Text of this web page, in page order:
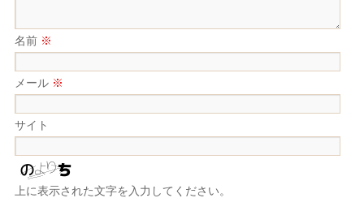
名前 ※
メール ※
サイト
上に表示された文字を入力してください。